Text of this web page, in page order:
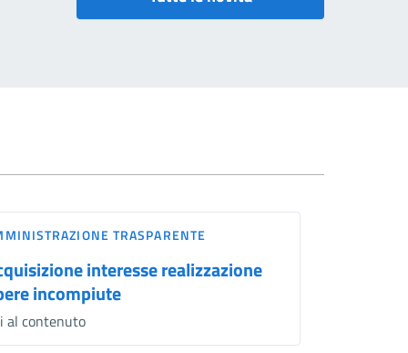
TRASPARENTE
interesse realizzazione
incompiute
al contenuto